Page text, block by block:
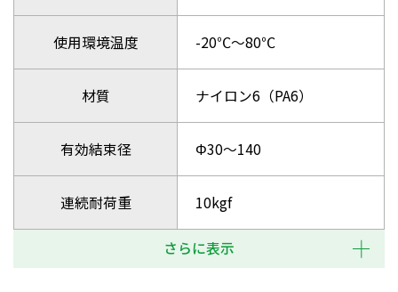
使用環境温度 -20℃～80℃
材質 ナイロン6（PA6）
有効結束径 Φ30～140
連続耐荷重 10kgf
さらに表示